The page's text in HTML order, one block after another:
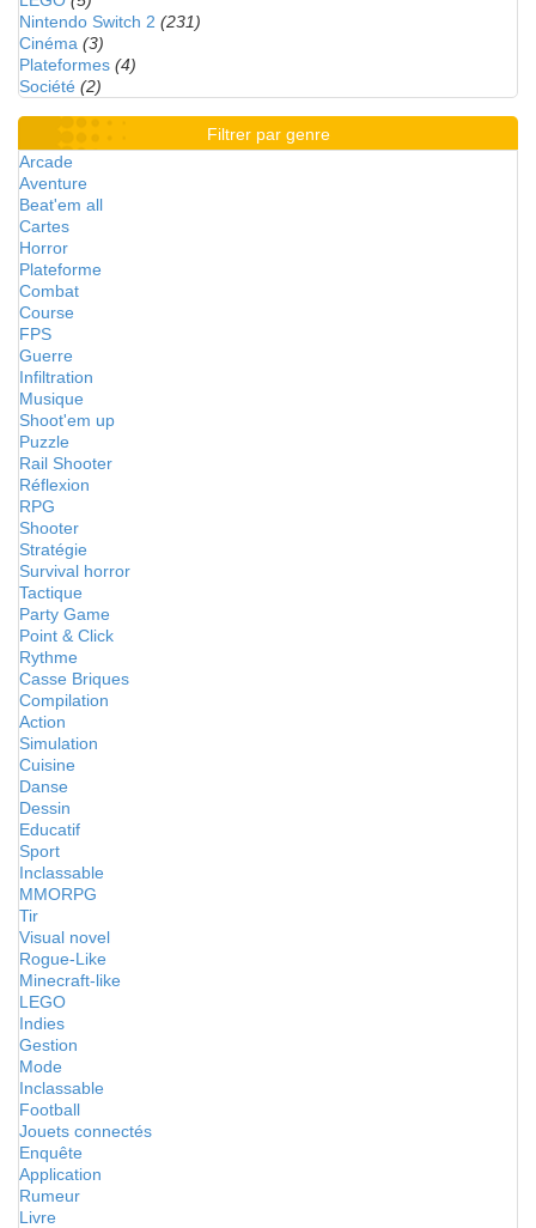
Nintendo Switch 2 (231)
Cinéma (3)
Plateformes (4)
Société (2)
Filtrer par genre
Arcade
Aventure
Beat'em all
Cartes
Horror
Plateforme
Combat
Course
FPS
Guerre
Infiltration
Musique
Shoot'em up
Puzzle
Rail Shooter
Réflexion
RPG
Shooter
Stratégie
Survival horror
Tactique
Party Game
Point & Click
Rythme
Casse Briques
Compilation
Action
Simulation
Cuisine
Danse
Dessin
Educatif
Sport
Inclassable
MMORPG
Tir
Visual novel
Rogue-Like
Minecraft-like
LEGO
Indies
Gestion
Mode
Inclassable
Football
Jouets connectés
Enquête
Application
Rumeur
Livre